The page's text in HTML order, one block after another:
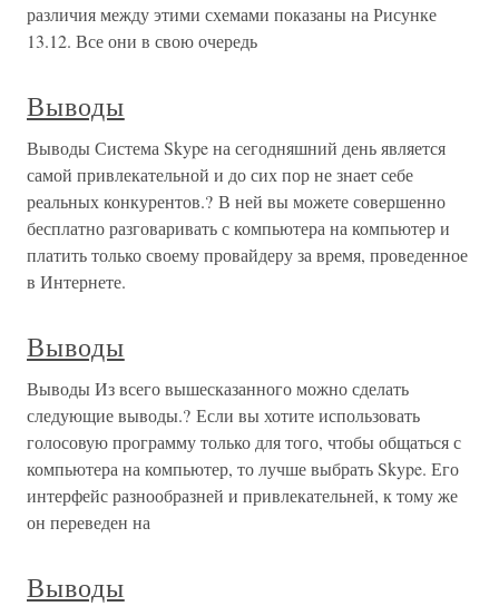
различия между этими схемами показаны на Рисунке
13.12. Все они в свою очередь
Выводы
Выводы Система Skype на сегодняшний день является
самой привлекательной и до сих пор не знает себе
реальных конкурентов.? В ней вы можете совершенно
бесплатно разговаривать с компьютера на компьютер и
платить только своему провайдеру за время, проведенное
в Интернете.
Выводы
Выводы Из всего вышесказанного можно сделать
следующие выводы.? Если вы хотите использовать
голосовую программу только для того, чтобы общаться с
компьютера на компьютер, то лучше выбрать Skype. Его
интерфейс разнообразней и привлекательней, к тому же
он переведен на
Выводы